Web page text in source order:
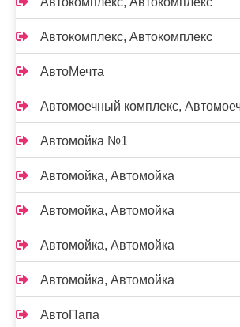
Автокомплекс, Автокомплекс
АвтоМечта
Автомоечный комплекс,
Автомойка №1
Автомойка, Автомойка
Автомойка, Автомойка
Автомойка, Автомойка
Автомойка, Автомойка
АвтоПапа